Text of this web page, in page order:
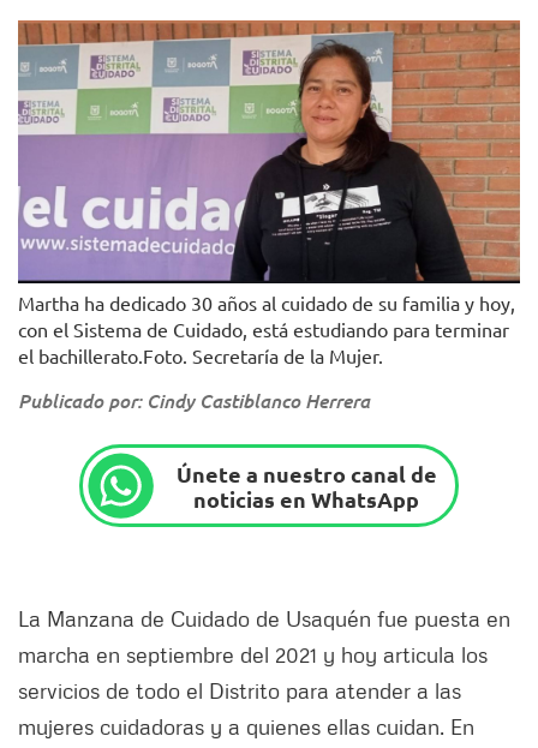
Martha ha dedicado 30 años al cuidado de su familia y hoy,
con el Sistema de Cuidado, está estudiando para terminar
el bachillerato.Foto. Secretaría de la Mujer.
Publicado por: Cindy Castiblanco Herrera
Únete a nuestro canal de
noticias en WhatsApp
La Manzana de Cuidado de Usaquén fue puesta en
marcha en septiembre del 2021 y hoy articula los
servicios de todo el Distrito para atender a las
mujeres cuidadoras y a quienes ellas cuidan. En